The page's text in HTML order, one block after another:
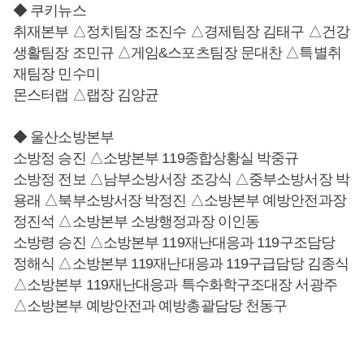
◆ 쿠키뉴스
취재본부 △정치팀장 조진수 △경제팀장 김태구 △건강
생활팀장 조민규 △게임&스포츠팀장 문대찬 △특별취
재팀장 민수미
몬스터랩 △랩장 김양균
◆ 울산소방본부
소방정 승진 △소방본부 119종합상황실 박중규
소방정 전보 △남부소방서장 조강식 △중부소방서장 박
용래 △북부소방서장 박정진 △소방본부 예방안전과장
정진석 △소방본부 소방행정과장 이인동
소방령 승진 △소방본부 119재난대응과 119구조담당
정해식 △소방본부 119재난대응과 119구급담당 김종식
△소방본부 119재난대응과 특수화학구조대장 서광주
△소방본부 예방안전과 예방총괄담당 천동구